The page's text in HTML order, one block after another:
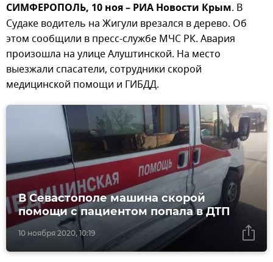
СИМФЕРОПОЛЬ, 10 ноя – РИА Новости Крым. В
Судаке водитель на Жигули врезался в дерево. Об
этом сообщили в пресс-службе МЧС РК. Авария
произошла на улице Алуштинской. На место
выезжали спасатели, сотрудники скорой
медицинской помощи и ГИБДД.
10 ноября 2020, 10:19
В Севастополе машина скорой
помощи с пациентом попала в ДТП